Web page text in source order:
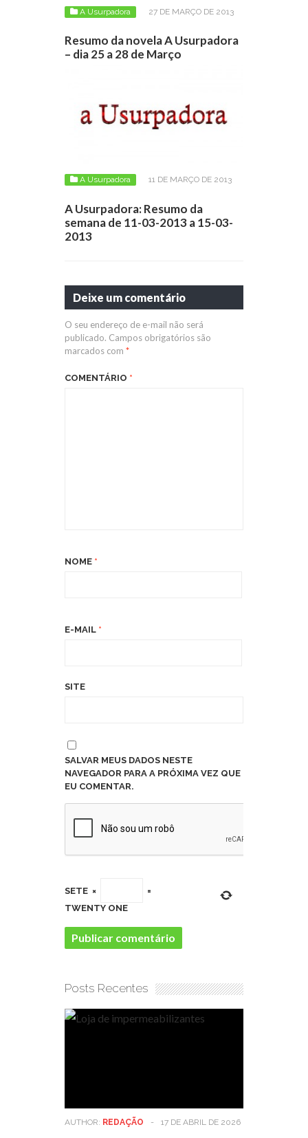
A Usurpadora 27 DE MARÇO DE 2013
Resumo da novela A Usurpadora
– dia 25 a 28 de Março
A Usurpadora 11 DE MARÇO DE 2013
A Usurpadora: Resumo da
semana de 11-03-2013 a 15-03-
2013
Deixe um comentário
O seu endereço de e-mail não será
publicado. Campos obrigatórios são
marcados com *
COMENTÁRIO *
NOME *
E-MAIL *
SITE
SALVAR MEUS DADOS NESTE
NAVEGADOR PARA A PRÓXIMA VEZ QUE
EU COMENTAR.
SETE ×
=
TWENTY ONE
Posts Recentes
AUTHOR: REDAÇÃO - 17 DE ABRIL DE 2026